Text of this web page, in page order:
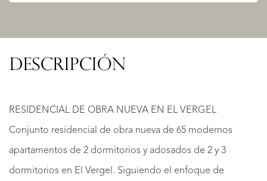
DESCRIPCIÓN
RESIDENCIAL DE OBRA NUEVA EN EL VERGEL
Conjunto residencial de obra nueva de 65 modernos
apartamentos de 2 dormitorios y adosados de 2 y 3
dormitorios en El Vergel. Siguiendo el enfoque de